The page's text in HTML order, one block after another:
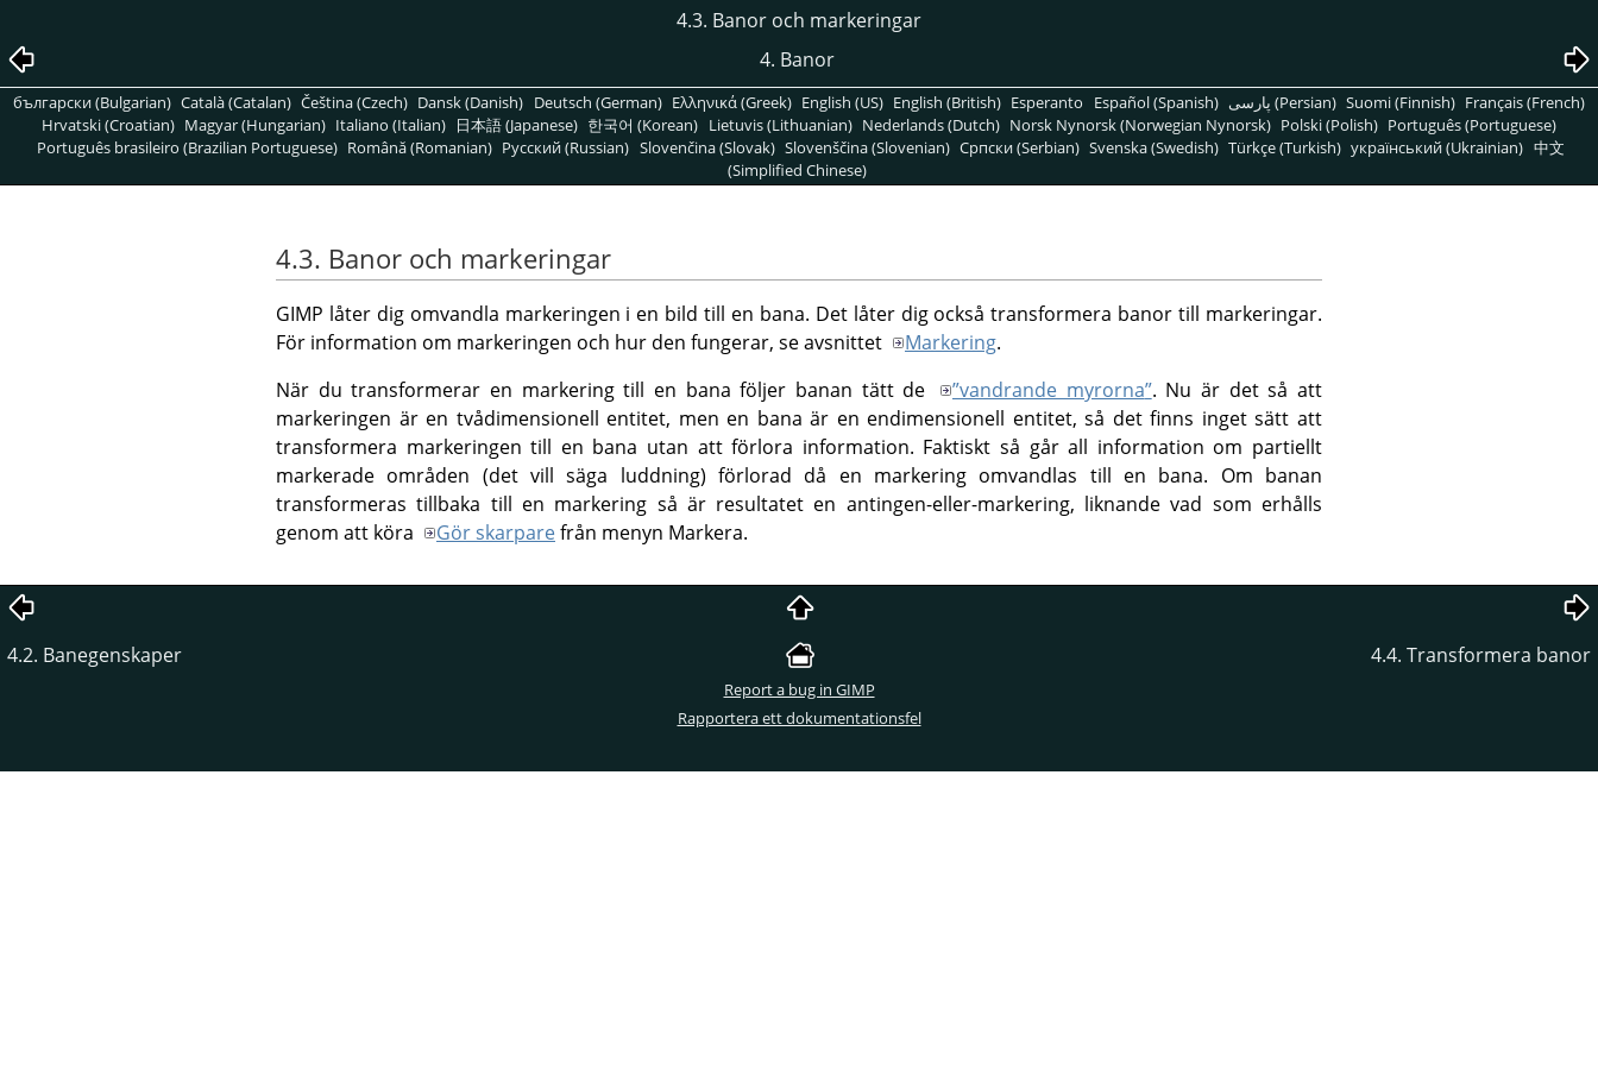
4.3. Banor och markeringar
4. Banor
български (Bulgarian) Català (Catalan) Čeština (Czech) Dansk (Danish) Deutsch (German) Ελληνικά (Greek) English (US) English (British) Esperanto Español (Spanish) پارسی (Persian) Suomi (Finnish) Français (French)
Hrvatski (Croatian) Magyar (Hungarian) Italiano (Italian) 日本語 (Japanese) 한국어 (Korean) Lietuvis (Lithuanian) Nederlands (Dutch) Norsk Nynorsk (Norwegian Nynorsk) Polski (Polish) Português (Portuguese)
Português brasileiro (Brazilian Portuguese) Română (Romanian) Pусский (Russian) Slovenčina (Slovak) Slovenščina (Slovenian) Српски (Serbian) Svenska (Swedish) Türkçe (Turkish) український (Ukrainian) 中文
(Simplified Chinese)
4.3. Banor och markeringar
GIMP låter dig omvandla markeringen i en bild till en bana. Det låter dig också transformera banor till markeringar.
För information om markeringen och hur den fungerar, se avsnittet
Markering.
När du transformerar en markering till en bana följer banan tätt de
”vandrande myrorna”. Nu är det så att
markeringen är en tvådimensionell entitet, men en bana är en endimensionell entitet, så det finns inget sätt att
transformera markeringen till en bana utan att förlora information. Faktiskt så går all information om partiellt
markerade områden (det vill säga luddning) förlorad då en markering omvandlas till en bana. Om banan
transformeras tillbaka till en markering så är resultatet en antingen-eller-markering, liknande vad som erhålls
genom att köra
Gör skarparefrån menyn Markera.
4.2. Banegenskaper 4.4. Transformera banor
Report a bug in GIMP
Rapportera ett dokumentationsfel